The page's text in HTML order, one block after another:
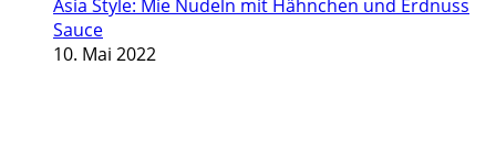
Asia Style: Mie Nudeln mit Hähnchen und Erdnuss
Sauce
10. Mai 2022